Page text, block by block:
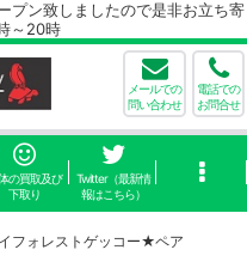
しましたので是非お立ち寄
～20時
メールでの
問い合わせ
電話での
お問合せ
の買取及び
下取り
Twitter（最新情
報はこちら）
フォレストゲッコー★ペア